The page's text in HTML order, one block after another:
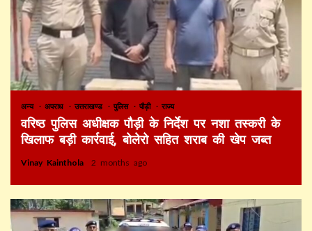
अन्य अपराध उत्तराखण्ड पुलिस पौड़ी राज्य
वरिष्ठ पुलिस अधीक्षक पौड़ी के निर्देश पर नशा तस्करी के
खिलाफ बड़ी कार्रवाई, बोलेरो सहित शराब की खेप जब्त
Vinay Kainthola 2 months ago